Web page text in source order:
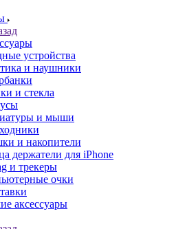
устройства
и наушники
и стекла
и мыши
и накопители
держатели для iPhone
и трекеры
очки
аксессуары